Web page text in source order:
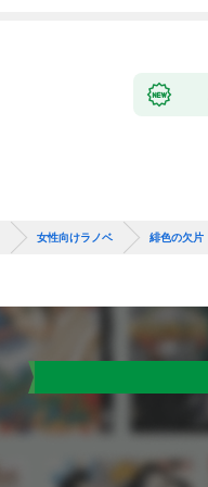
女性向けラノベ 緋色の欠片